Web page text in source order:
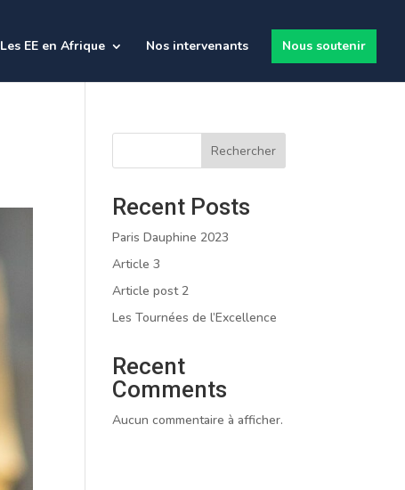
Les EE en Afrique Nos intervenants Nous soutenir
Rechercher
Recent Posts
Paris Dauphine 2023
Article 3
Article post 2
Les Tournées de l’Excellence
Recent
Comments
Aucun commentaire à afficher.